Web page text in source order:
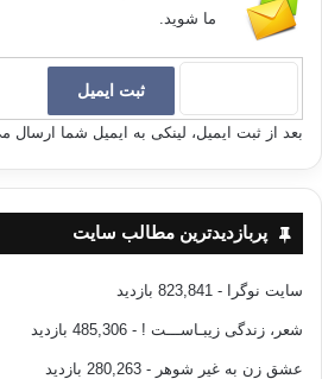
ما شوید.
بعد از ثبت ایمیل، لینکی به ایمیل شما ارسال می
پربازدیدترین مطالب سایت
سایت نوگرا - 823,841 بازدید
شعر، زندگی زیبـاســـت ! - 485,306 بازدید
عشق زن به غیر شوهر - 280,263 بازدید